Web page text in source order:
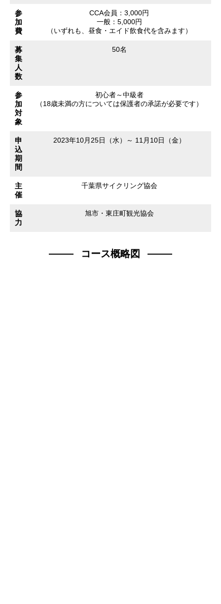
参
加
費
CCA会員：3,000円
一般：5,000円
（いずれも、昼食・エイド飲食代を含みます）
募
集
人
数
50名
参
加
対
象
初心者～中級者
（18歳未満の方については保護者の承諾が必要です）
申
込
期
間
2023年10月25日（水）～ 11月10日（金）
主
催
千葉県サイクリング協会
協
力
旭市・東庄町観光協会
コース概略図